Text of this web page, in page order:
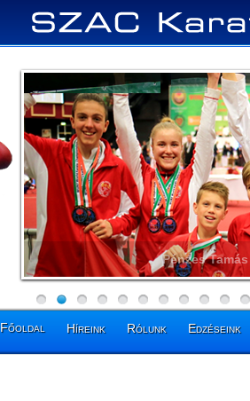
Pénzes
Főoldal Híreink Rólunk Edzéseink